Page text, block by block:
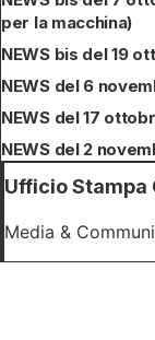
per la macchina)
NEWS bis del 19
NEWS del 6
NEWS del 17
NEWS del 2
Ufficio Stampa
Media &